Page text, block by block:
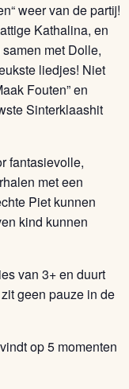
weer van de partij!
Kathalina, en
met Dolle,
liedjes! Niet
Fouten” en
Sinterklaashit
fantasievolle,
met een
Piet kunnen
kind kunnen
van 3+ en duurt
geen pauze in de
op 5 momenten